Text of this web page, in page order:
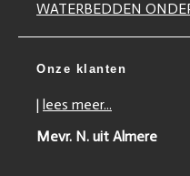
WATERBEDDEN
Onze klanten
| lees meer...
Mevr. N. uit Almere